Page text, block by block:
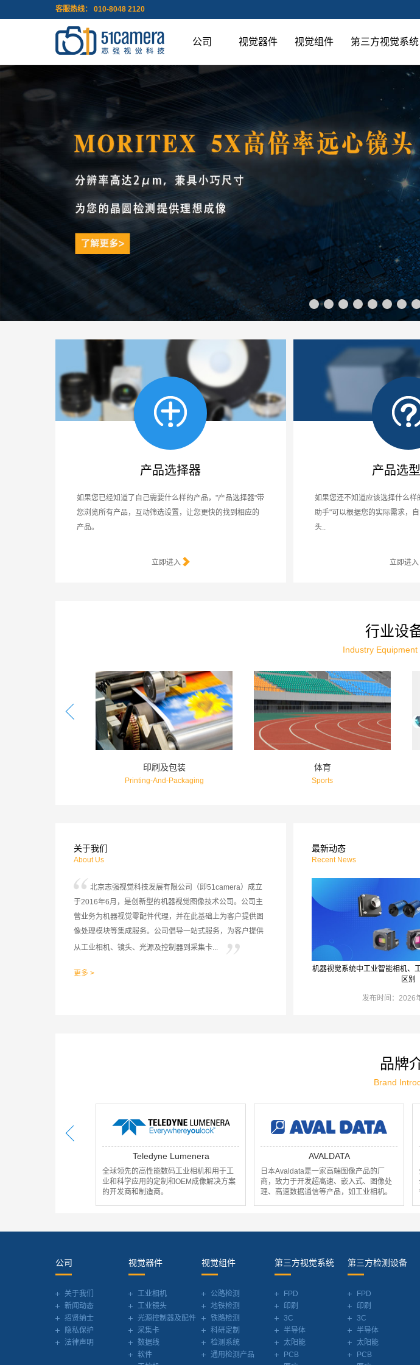
客服热线： 010-8048 2120
公司 视觉器件 视觉组件 第三方视觉系统
产品选择器
如果您已经知道了自己需要什么样的产品，"产品选择器"带
您浏览所有产品，互动筛选设置，让您更快的找到相应的
产品。
立即进入
产品选
如果您还不知道应该选择什么样
助手"可以根据您的实际需求，
头..
立即进入
行业设
Industry
Robot
关于我们
About Us
北京志强视觉科技发展有限公司（即51camera）成立
于2016年6月，是创新型的机器视觉图像技术公司。公司主
营业务为机器视觉零配件代理，并在此基础上为客户提供图
像处理模块等集成服务。公司倡导一站式服务，为客户提供
从工业相机、镜头、光源及控制器到采集卡...
更多 >
最新动态
Recent News
机器视觉系统中工业智能相机、
区别
发布时间：2026
品牌
Brand
AVALDATA
日本Avaldata是一家高端图像产品的厂
商，致力于开发超高速、嵌入式、图像处
理、高速数据通信等产品，如工业相机。
Teledyne Dalsa
全球领先的高性能数字成像和半导体技术
公司,员工1000人。总部位于加拿大安大略
省Waterloo。其工业相机市场占有率高。
公司
关于我们
新闻动态
招贤纳士
隐私保护
法律声明
视觉器件
工业相机
工业镜头
光源控制器及配件
采集卡
数据线
软件
视觉组件
公路检测
地铁检测
铁路检测
科研定制
检测系统
通用检测产品
第三方视觉系统
FPD
印刷
3C
半导体
太阳能
PCB
第三方检测设备
FPD
印刷
3C
半导体
太阳能
PCB